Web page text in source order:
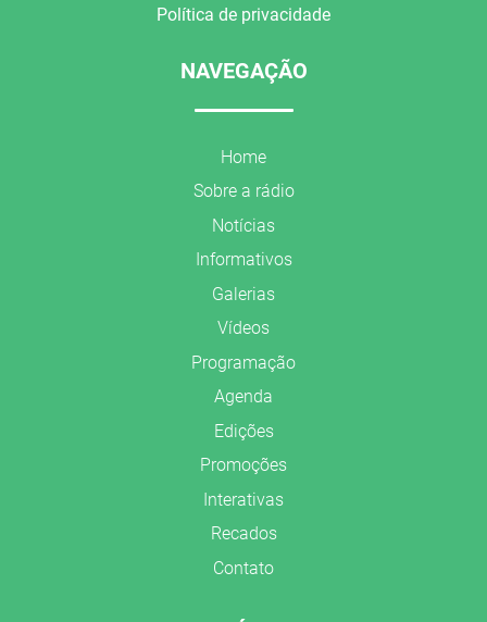
Política de privacidade
NAVEGAÇÃO
Home
Sobre a rádio
Notícias
Informativos
Galerias
Vídeos
Programação
Agenda
Edições
Promoções
Interativas
Recados
Contato